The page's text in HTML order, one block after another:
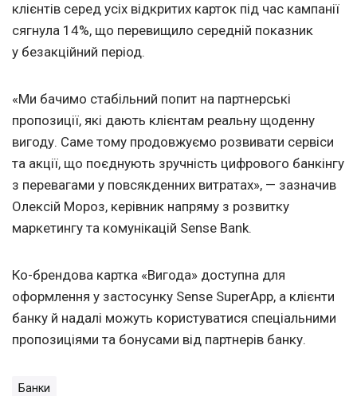
клієнтів серед усіх відкритих карток під час кампанії
сягнула 14%, що перевищило середній показник
у безакційний період.
«Ми бачимо стабільний попит на партнерські
пропозиції, які дають клієнтам реальну щоденну
вигоду. Саме тому продовжуємо розвивати сервіси
та акції, що поєднують зручність цифрового банкінгу
з перевагами у повсякденних витратах», — зазначив
Олексій Мороз, керівник напряму з розвитку
маркетингу та комунікацій Sense Bank.
Ко-брендова картка «Вигода» доступна для
оформлення у застосунку Sense SuperApp, а клієнти
банку й надалі можуть користуватися спеціальними
пропозиціями та бонусами від партнерів банку.
Банки